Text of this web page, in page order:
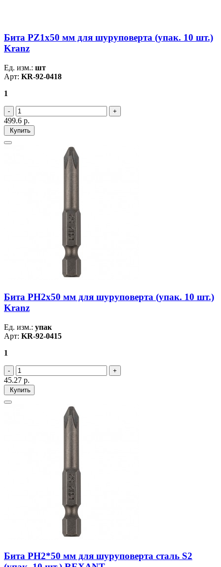
Бита PZ1х50 мм для шуруповерта (упак. 10 шт.)
Kranz
Ед. изм.: шт
Арт: KR-92-0418
1
499.6 р.
Купить
Бита PH2х50 мм для шуруповерта (упак. 10 шт.)
Kranz
Ед. изм.: упак
Арт: KR-92-0415
1
45.27 р.
Купить
Бита PH2*50 мм для шуруповерта сталь S2